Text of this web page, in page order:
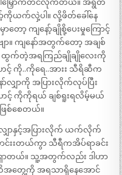
ါ်မြှောက်တင်လိုက်တယ်။ အရွတ်
ကိုယက်လှဲ့ပါ။ လို့ဖိတ်ခေါ်နေ
ော့ ကျနော့်ချိုစို့ပေးမှုကြောင့်
။ ကျနော်အတွက်တော့ အချစ်
က ထွက်တဲ့အရကြည်ချိုချိုလေးကို
ကို..ကိုရေ..အားး သီရိဆီက
ျှာကို အပြားလိုက်လုပ်ပြီး
င့် ကိုကိုရယ် ချစ်ရူးရလိမ့်မယ်
ြစ်စေတယ်။
ျှာနှင့်အပြားလိုက် ယက်လိုက်
င်းးတယ်ကွာ သီရီကအိပ်ရာခင်း
ာတယ်။ သူ့အတွက်လည်း ဒါဟာ
အတွေ့ကို အရသာရှိနေအောင်